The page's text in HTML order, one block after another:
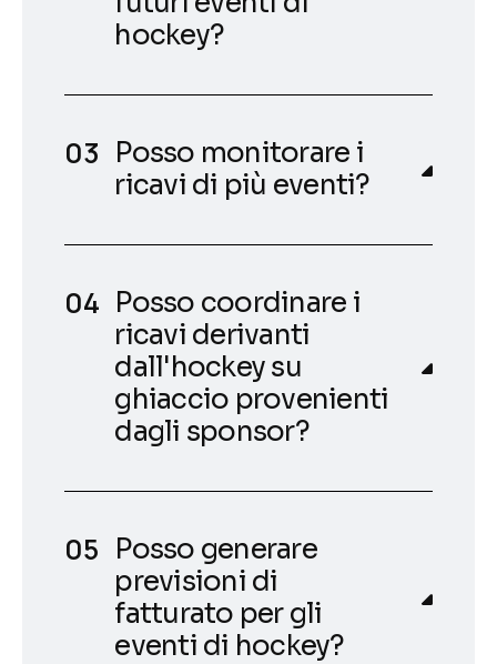
hockey?
Posso monitorare i
ricavi di più eventi?
Posso coordinare i
ricavi derivanti
dall'hockey su
ghiaccio provenienti
dagli sponsor?
Posso generare
previsioni di
fatturato per gli
eventi di hockey?